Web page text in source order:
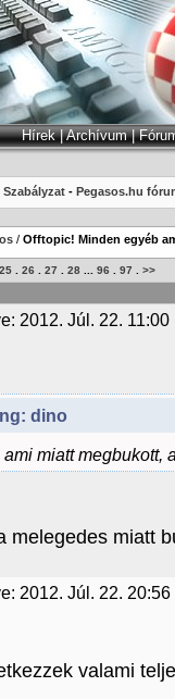
Hírek|Archívum|
Szabályzat - Pegasos.hu
/ Offtopic! Minden egyéb
25 26 27 28 96 97 >>
2012. Júl. 22. 11:00
dino
ami miatt megbukott,
melegedes miatt
2012. Júl. 22.
valami